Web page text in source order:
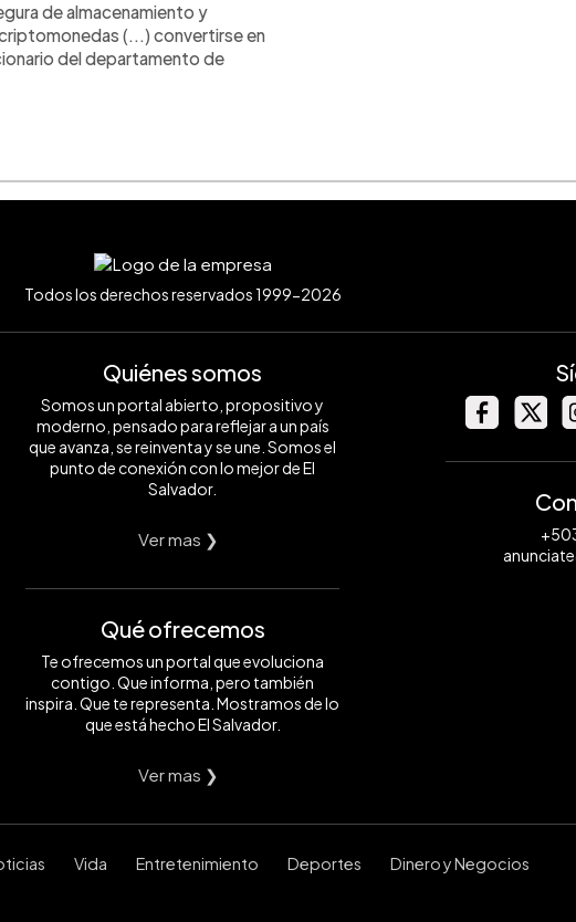
de almacenamiento y
(...) convertirse en
del departamento de
Todos los derechos reservados 1999-2026
Quiénes somos
Somos un portal abierto, propositivo y
moderno, pensado para reflejar a un país
que avanza, se reinventa y se une. Somos el
punto de conexión con lo mejor de El
Salvador.
Ver mas ❯
Qué ofrecemos
Te ofrecemos un portal que evoluciona
contigo. Que informa, pero también
inspira. Que te representa. Mostramos de lo
que está hecho El Salvador.
Ver mas ❯
Vida Entretenimiento Deportes Dinero y Negocios